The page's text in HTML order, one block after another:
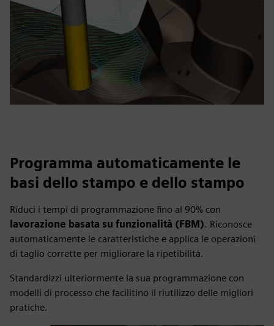
Programma automaticamente le
basi dello stampo e dello stampo
Riduci i tempi di programmazione fino al 90% con
lavorazione basata su funzionalità (FBM). Riconosce
automaticamente le caratteristiche e applica le operazioni
di taglio corrette per migliorare la ripetibilità.
Standardizzi ulteriormente la sua programmazione con
modelli di processo che facilitino il riutilizzo delle migliori
pratiche.